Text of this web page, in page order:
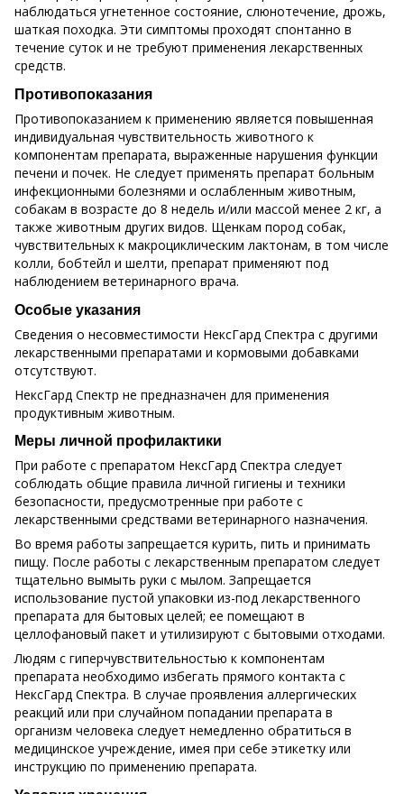
наблюдаться угнетенное состояние, слюнотечение, дрожь,
шаткая походка. Эти симптомы проходят спонтанно в
течение суток и не требуют применения лекарственных
средств.
Противопоказания
Противопоказанием к применению является повышенная
индивидуальная чувствительность животного к
компонентам препарата, выраженные нарушения функции
печени и почек. Не следует применять препарат больным
инфекционными болезнями и ослабленным животным,
собакам в возрасте до 8 недель и/или массой менее 2 кг, а
также животным других видов. Щенкам пород собак,
чувствительных к макроциклическим лактонам, в том числе
колли, бобтейл и шелти, препарат применяют под
наблюдением ветеринарного врача.
Особые указания
Сведения о несовместимости НексГард Спектра с другими
лекарственными препаратами и кормовыми добавками
отсутствуют.
НексГард Спектр не предназначен для применения
продуктивным животным.
Меры личной профилактики
При работе с препаратом НексГард Спектра следует
соблюдать общие правила личной гигиены и техники
безопасности, предусмотренные при работе с
лекарственными средствами ветеринарного назначения.
Во время работы запрещается курить, пить и принимать
пищу. После работы с лекарственным препаратом следует
тщательно вымыть руки с мылом. Запрещается
использование пустой упаковки из-под лекарственного
препарата для бытовых целей; ее помещают в
целлофановый пакет и утилизируют с бытовыми отходами.
Людям с гиперчувствительностью к компонентам
препарата необходимо избегать прямого контакта с
НексГард Спектра. В случае проявления аллергических
реакций или при случайном попадании препарата в
организм человека следует немедленно обратиться в
медицинское учреждение, имея при себе этикетку или
инструкцию по применению препарата.